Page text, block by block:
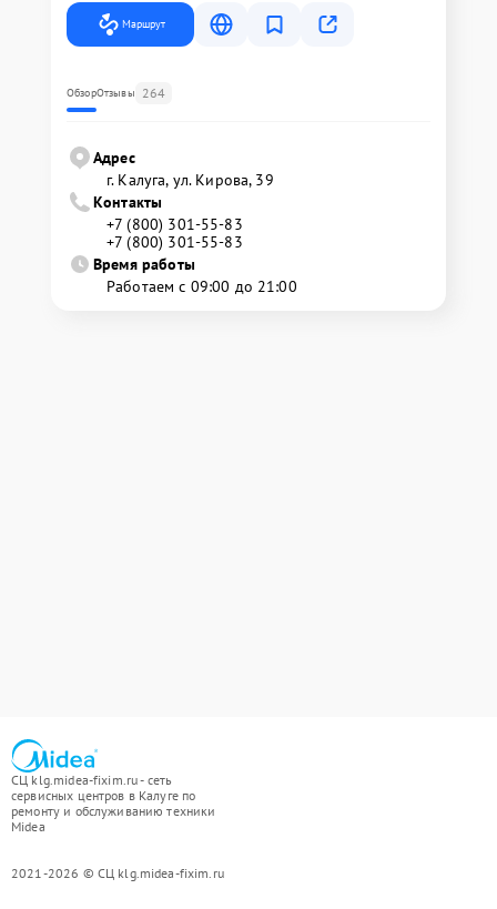
Маршрут
ОбзорОтзывы 264
Адрес
г. Калуга, ул. Кирова, 39
Контакты
+7 (800) 301-55-83
+7 (800) 301-55-83
Время работы
Работаем с 09:00 до 21:00
СЦ klg.midea-fixim.ru - сеть
сервисных центров в Калуге по
ремонту и обслуживанию техники
Midea
2021-2026 © СЦ klg.midea-fixim.ru